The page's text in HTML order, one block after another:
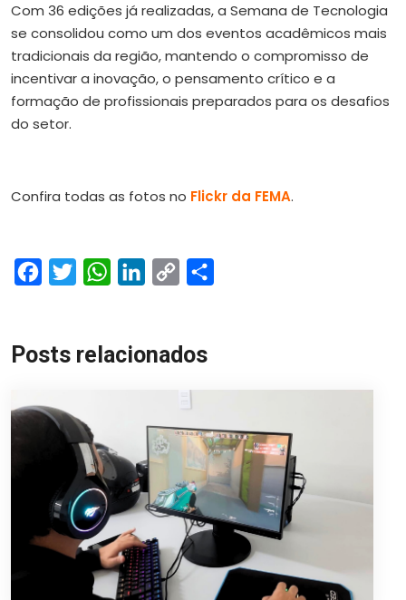
Com 36 edições já realizadas, a Semana de Tecnologia
se consolidou como um dos eventos acadêmicos mais
tradicionais da região, mantendo o compromisso de
incentivar a inovação, o pensamento crítico e a
formação de profissionais preparados para os desafios
do setor.
Confira todas as fotos no Flickr da FEMA.
FacebookTwitterWhatsAppLinkedIn
Copy
Posts relacionados